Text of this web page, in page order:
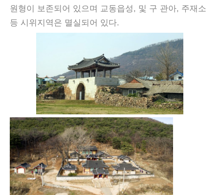
원형이 보존되어 있으며 교동읍성, 및 구 관아, 주재소
등 시위지역은 멸실되어 있다.